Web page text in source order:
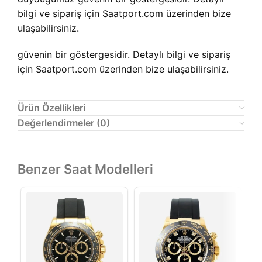
bilgi ve sipariş için Saatport.com üzerinden bize
ulaşabilirsiniz.
güvenin bir göstergesidir. Detaylı bilgi ve sipariş
için Saatport.com üzerinden bize ulaşabilirsiniz.
Ürün Özellikleri
Değerlendirmeler (0)
Benzer Saat Modelleri